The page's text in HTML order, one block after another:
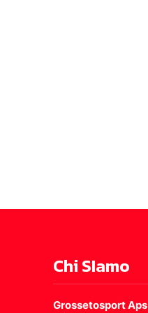
Chi SIamo
Grossetosport Aps